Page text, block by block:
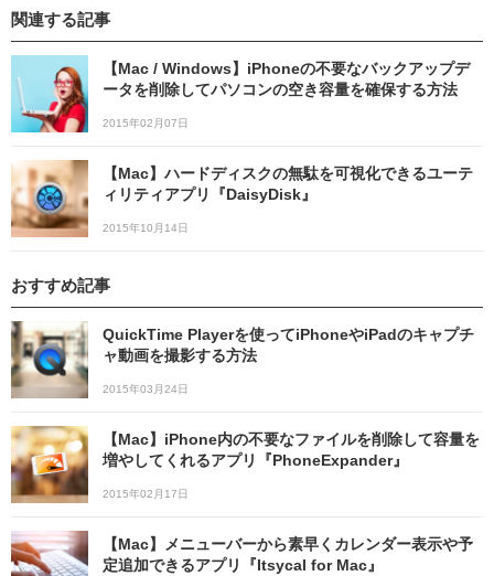
関連する記事
【Mac / Windows】iPhoneの不要なバックアップデ
ータを削除してパソコンの空き容量を確保する方法
2015年02月07日
【Mac】ハードディスクの無駄を可視化できるユーテ
ィリティアプリ『DaisyDisk』
2015年10月14日
おすすめ記事
QuickTime Playerを使ってiPhoneやiPadのキャプチ
ャ動画を撮影する方法
2015年03月24日
【Mac】iPhone内の不要なファイルを削除して容量を
増やしてくれるアプリ『PhoneExpander』
2015年02月17日
【Mac】メニューバーから素早くカレンダー表示や予
定追加できるアプリ『Itsycal for Mac』